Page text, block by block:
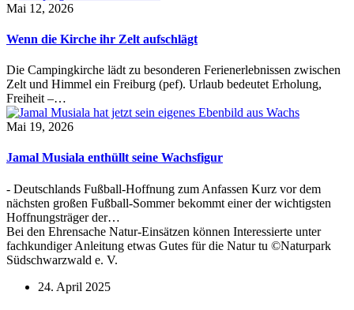
Mai 12, 2026
Wenn die Kirche ihr Zelt aufschlägt
Die Campingkirche lädt zu besonderen Ferienerlebnissen zwischen
Zelt und Himmel ein Freiburg (pef). Urlaub bedeutet Erholung,
Freiheit –…
Mai 19, 2026
Jamal Musiala enthüllt seine Wachsfigur
- Deutschlands Fußball-Hoffnung zum Anfassen Kurz vor dem
nächsten großen Fußball-Sommer bekommt einer der wichtigsten
Hoffnungsträger der…
Bei den Ehrensache Natur-Einsätzen können Interessierte unter
fachkundiger Anleitung etwas Gutes für die Natur tu ©Naturpark
Südschwarzwald e. V.
24. April 2025